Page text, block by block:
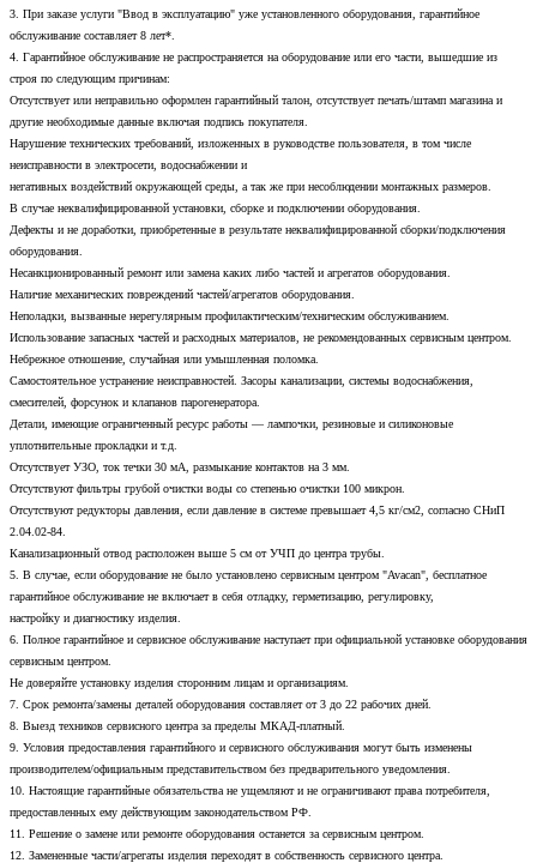
3. При заказе услуги "Ввод в эксплуатацию" уже установленного оборудования, гарантийное
обслуживание составляет 8 лет*.
4. Гарантийное обслуживание не распространяется на оборудование или его части, вышедшие из
строя по следующим причинам:
Отсутствует или неправильно оформлен гарантийный талон, отсутствует печать/штамп магазина и
другие необходимые данные включая подпись покупателя.
Нарушение технических требований, изложенных в руководстве пользователя, в том числе
неисправности в электросети, водоснабжении и
негативных воздействий окружающей среды, а так же при несоблюдении монтажных размеров.
В случае неквалифицированной установки, сборке и подключении оборудования.
Дефекты и не доработки, приобретенные в результате неквалифицированной сборки/подключения
оборудования.
Несанкционированный ремонт или замена каких либо частей и агрегатов оборудования.
Наличие механических повреждений частей/агрегатов оборудования.
Неполадки, вызванные нерегулярным профилактическим/техническим обслуживанием.
Использование запасных частей и расходных материалов, не рекомендованных сервисным центром.
Небрежное отношение, случайная или умышленная поломка.
Самостоятельное устранение неисправностей. Засоры канализации, системы водоснабжения,
смесителей, форсунок и клапанов парогенератора.
Детали, имеющие ограниченный ресурс работы — лампочки, резиновые и силиконовые
уплотнительные прокладки и т.д.
Отсутствует УЗО, ток течки 30 мА, размыкание контактов на 3 мм.
Отсутствуют фильтры грубой очистки воды со степенью очистки 100 микрон.
Отсутствуют редукторы давления, если давление в системе превышает 4,5 кг/см2, согласно СНиП
2.04.02-84.
Канализационный отвод расположен выше 5 см от УЧП до центра трубы.
5. В случае, если оборудование не было установлено сервисным центром "Avacan", бесплатное
гарантийное обслуживание не включает в себя отладку, герметизацию, регулировку,
настройку и диагностику изделия.
6. Полное гарантийное и сервисное обслуживание наступает при официальной установке оборудования
сервисным центром.
Не доверяйте установку изделия сторонним лицам и организациям.
7. Срок ремонта/замены деталей оборудования составляет от 3 до 22 рабочих дней.
8. Выезд техников сервисного центра за пределы МКАД-платный.
9. Условия предоставления гарантийного и сервисного обслуживания могут быть изменены
производителем/официальным представительством без предварительного уведомления.
10. Настоящие гарантийные обязательства не ущемляют и не ограничивают права потребителя,
предоставленных ему действующим законодательством РФ.
11. Решение о замене или ремонте оборудования останется за сервисным центром.
12. Замененные части/агрегаты изделия переходят в собственность сервисного центра.